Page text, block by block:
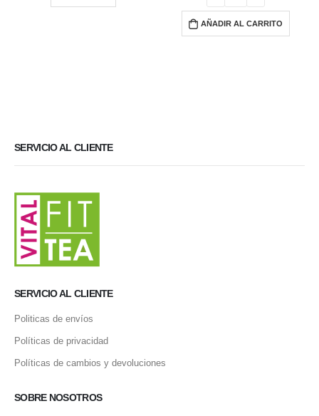
AÑADIR AL CARRITO
SERVICIO AL CLIENTE
SERVICIO AL CLIENTE
Politicas de envíos
Políticas de privacidad
Políticas de cambios y devoluciones
SOBRE NOSOTROS